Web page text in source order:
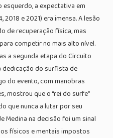
a expectativa em
e 2021) era imensa. A lesão
de recuperação física, mas
competir no mais alto nível.
a segunda etapa do Circuito
dedicação do surfista de
do evento, com manobras
mostrou que o “rei do surfe”
que nunca a lutar por seu
Medina na decisão foi um sinal
físicos e mentais impostos